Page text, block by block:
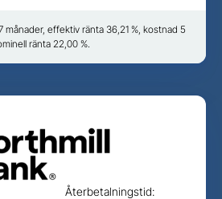
månader, effektiv ränta 36,21 %, kostnad 5
ränta 22,00 %.
Återbetalningstid: